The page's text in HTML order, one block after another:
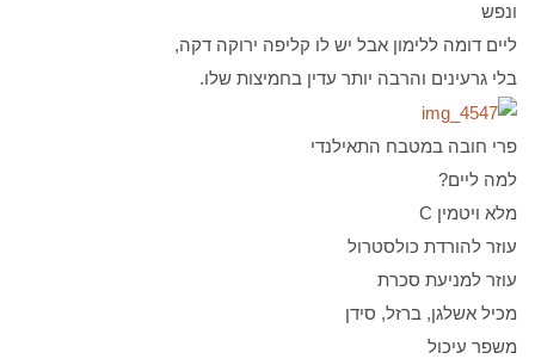
ונפש
ליים דומה ללימון אבל יש לו קליפה ירוקה דקה,
בלי גרעינים והרבה יותר עדין בחמיצות שלו.
פרי חובה במטבח התאילנדי
למה ליים?
מלא ויטמין C
עוזר להורדת כולסטרול
עוזר למניעת סכרת
מכיל אשלגן, ברזל, סידן
משפר עיכול